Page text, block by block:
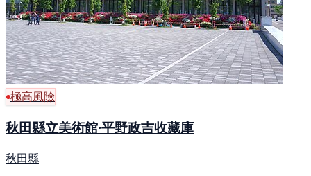
極高風險
秋田縣立美術館·平野政吉收藏庫
秋田縣